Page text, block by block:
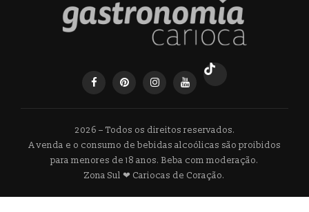
2026 – Todos os direitos reservados.
A venda e o consumo de bebidas alcoólicas são proibidos
para menores de 18 anos. Beba com moderação.
Zona Sul ❤ Cariocas de Coração.